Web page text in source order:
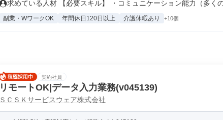
求めている人材 【必要スキル】 ・コミュニケーション能力（多くの
副業・WワークOK 年間休日120日以上 介護休暇あり +10個
契約社員
リモートOK|データ入力業務(v045139)
ＳＣＳＫサービスウェア株式会社